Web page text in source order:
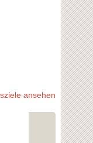
ansehen
Der